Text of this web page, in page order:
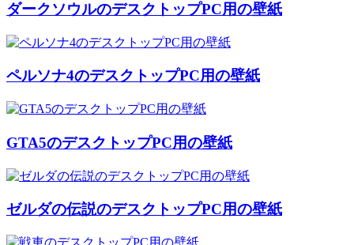
ダークソウルのデスクトップPC用の壁紙
ペルソナ4のデスクトップPC用の壁紙
GTA5のデスクトップPC用の壁紙
ゼルダの伝説のデスクトップPC用の壁紙